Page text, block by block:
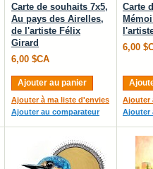
Carte de souhaits 7x5,
Au pays des Airelles,
de l'artiste Félix
Girard
6,00 $CA
Ajouter au panier
Ajouter à ma liste d'envies
Ajouter au comparateur
Carte
6,00
Ajouter
Ajouter